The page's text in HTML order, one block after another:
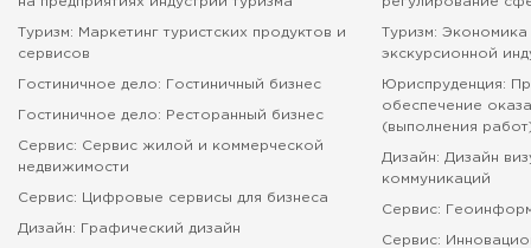
Туризм: Маркетинг туристских продуктов и
сервисов
Гостиничное дело: Гостиничный бизнес
Гостиничное дело: Ресторанный бизнес
Сервис: Сервис жилой и коммерческой
недвижимости
Сервис: Цифровые сервисы для бизнеса
Дизайн: Графический дизайн
Туризм: Экономика
экскурсионной
Юриспруденция:
обеспечение
(выполнения
Дизайн: Дизайн
коммуникаций
Сервис:
Сервис: